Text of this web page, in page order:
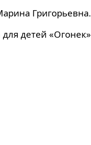
Григорьевна.
детей «Огонек»